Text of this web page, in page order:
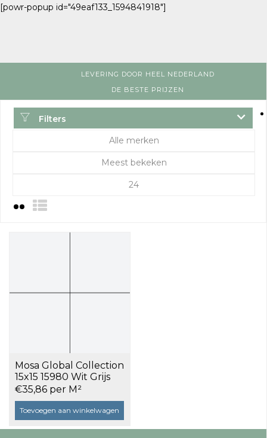
[powr-popup id="49eaf133_1594841918"]
LEVERING DOOR HEEL NEDERLAND
DE BESTE PRIJZEN
Filters
Alle merken
Meest bekeken
24
Mosa Global Collection
15x15 15980 Wit Grijs
Mat a 1 m²
€35,86 per M²
Toevoegen aan winkelwagen